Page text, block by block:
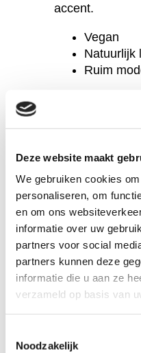
Deze website maakt
We gebruiken cookies
personaliseren, om
en om ons
informatie over uw
partners voor social
partners kunnen deze
informatie die u aan ze
verzameld op basis van
Noodzakelijk
accent.
Vegan
Natuurlijk
Ruim
Klik voor